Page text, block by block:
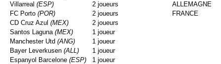
Villarreal (ESP)
2 joueurs
FC Porto (POR)
2 joueurs
CD Cruz Azul (MEX)
2 joueurs
Santos Laguna (MEX)
1 joueur
Manchester Utd (ANG)
1 joueur
Bayer Leverkusen (ALL)
1 joueur
Espanyol Barcelone (ESP)
1 joueur
ALLEMAGNE
FRANCE